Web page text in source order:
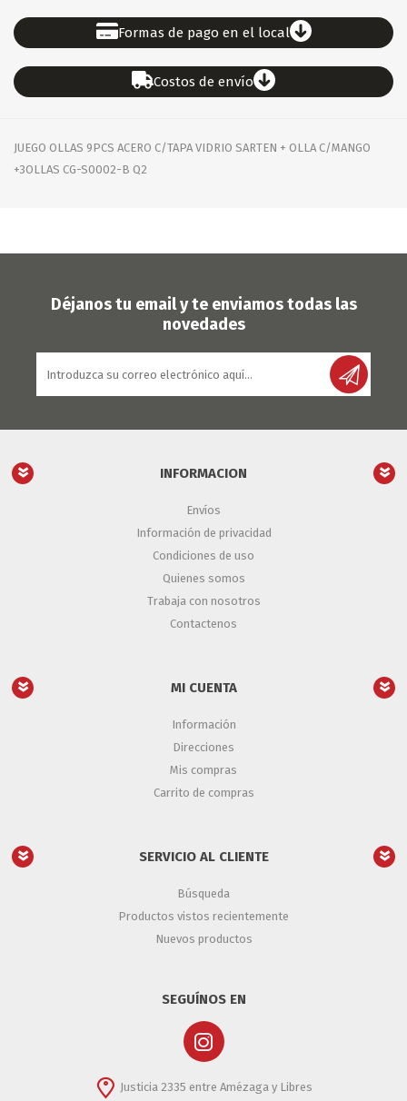
Formas de pago en el local
Costos de envío
JUEGO OLLAS 9PCS ACERO C/TAPA VIDRIO SARTEN + OLLA C/MANGO
+3OLLAS CG-S0002-B Q2
Déjanos tu email y te enviamos todas las
novedades
INFORMACION
Envíos
Información de privacidad
Condiciones de uso
Quienes somos
Trabaja con nosotros
Contactenos
MI CUENTA
Información
Direcciones
Mis compras
Carrito de compras
SERVICIO AL CLIENTE
Búsqueda
Productos vistos recientemente
Nuevos productos
SEGUÍNOS EN
Justicia 2335 entre Amézaga y Libres